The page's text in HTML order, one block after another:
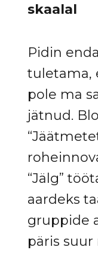
skaalal
Pidin
tuletama,
pole ma
jätnud.
“Jälg”
aardeks
gruppide
päris